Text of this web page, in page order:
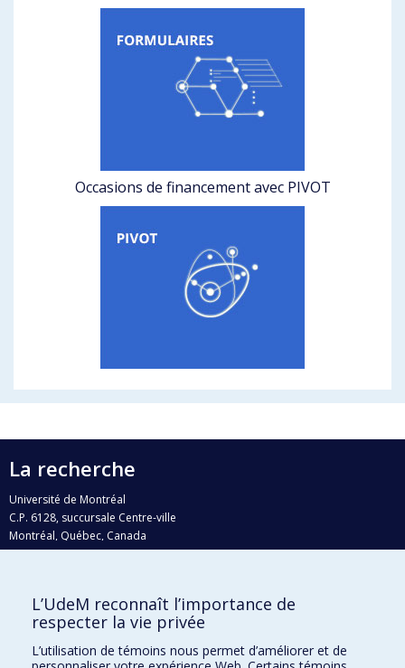
Occasions de financement avec PIVOT
La recherche
Université de Montréal
C.P. 6128, succursale Centre-ville
Montréal, Québec, Canada
H3C 3J7
Qui fait quoi?
Nous trouver
L’UdeM reconnaît l’importance de
respecter la vie privée
L’utilisation de témoins nous permet d’améliorer et de